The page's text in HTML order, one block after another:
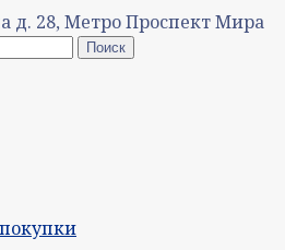
д. 28, Метро Проспект Мира